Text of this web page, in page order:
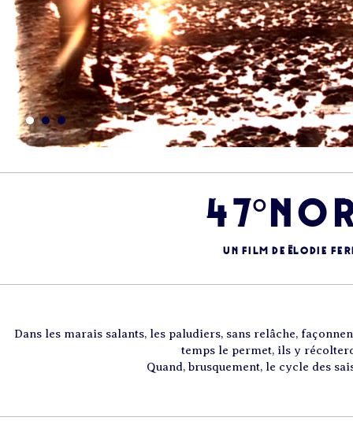
Un film de Élodie
Dans les marais salants, les paludiers, sans relâche,
temps le permet, ils y
Quand, brusquement, le cycle des